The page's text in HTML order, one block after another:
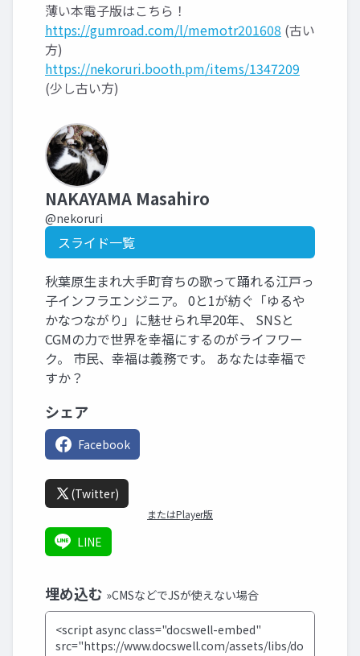
薄い本電子版はこちら！
https://gumroad.com/l/memotr201608 (古い
方)
https://nekoruri.booth.pm/items/1347209
(少し古い方)
NAKAYAMA Masahiro
@nekoruri
スライド一覧
秋葉原生まれ大手町育ちの歌って踊れる江戸っ
子インフラエンジニア。 0と1が紡ぐ「ゆるや
かなつながり」に魅せられ早20年、 SNSと
CGMの力で世界を幸福にするのがライフワー
ク。 市民、幸福は義務です。 あなたは幸福で
すか？
シェア
Facebook
(Twitter)
またはPlayer版
LINE
埋め込む »CMSなどでJSが使えない場合